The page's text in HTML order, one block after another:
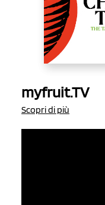
myfruit.TV
Scopri di più